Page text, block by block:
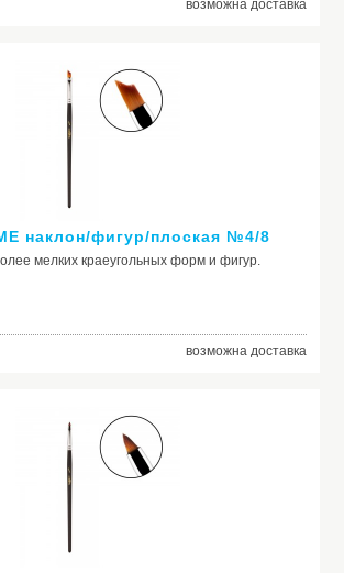
возможна доставка
наклон/фигур/плоская №4/8
мелких краеугольных форм и фигур.
возможна доставка